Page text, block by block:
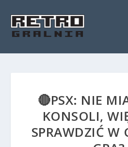
🔴PSX: NIE
KONSOLI,
SPRAWDZIĆ W